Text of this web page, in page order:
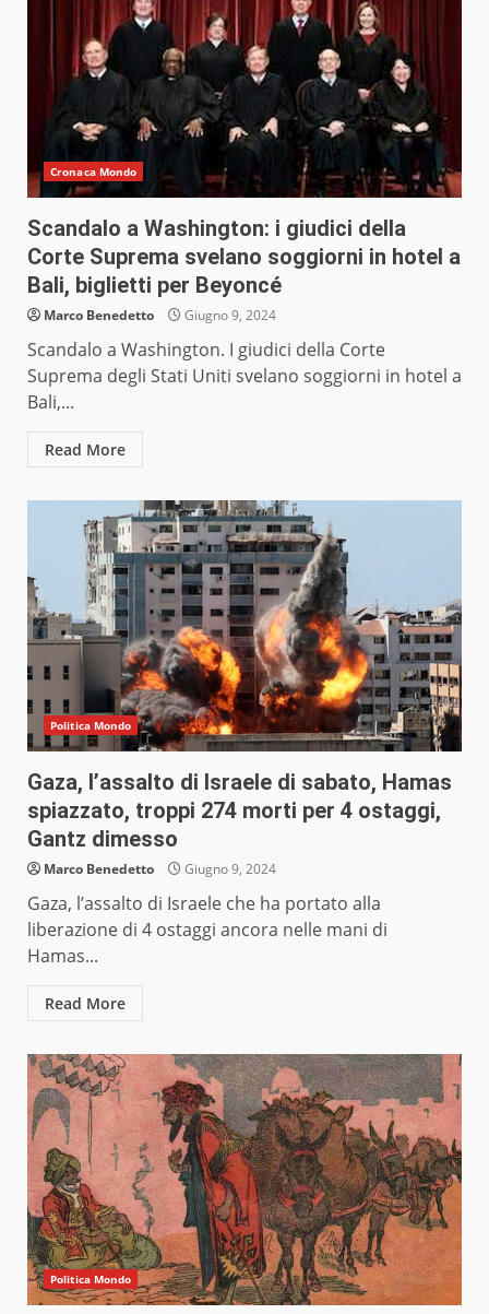
Cronaca Mondo
Scandalo a Washington: i giudici della
Corte Suprema svelano soggiorni in hotel a
Bali, biglietti per Beyoncé
Marco Benedetto Giugno 9, 2024
Scandalo a Washington. I giudici della Corte
Suprema degli Stati Uniti svelano soggiorni in hotel a
Bali,...
Read More
Politica Mondo
Gaza, l’assalto di Israele di sabato, Hamas
spiazzato, troppi 274 morti per 4 ostaggi,
Gantz dimesso
Marco Benedetto Giugno 9, 2024
Gaza, l’assalto di Israele che ha portato alla
liberazione di 4 ostaggi ancora nelle mani di
Hamas...
Read More
Politica Mondo